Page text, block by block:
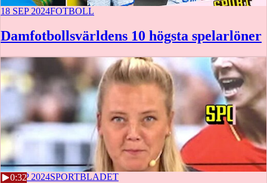
18 SEP 2024FOTBOLL
Damfotbollsvärldens 10 högsta spelarlöner
0:32
16 SEP 2024SPORTBLADET